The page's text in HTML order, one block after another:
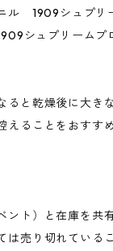
ル 1909シュプリ
シュプリームプ
ると乾燥後に大き
えることをおすす
ント）と在庫を共
は売り切れている